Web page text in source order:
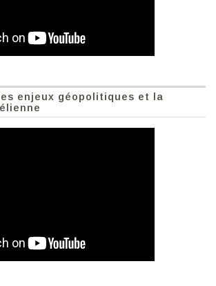
enjeux géopolitiques et la